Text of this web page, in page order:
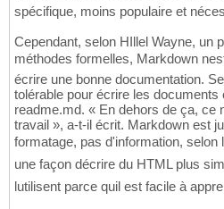
spécifique, moins populaire et
Cependant, selon HIllel Wayne, un
méthodes formelles, Markdown
écrire une bonne documentation.
tolérable pour écrire les
readme.md. « En dehors de ça, ce
travail », a-t-il écrit. Markdown est
formatage, pas d'information, selon
une façon décrire du HTML plus
lutilisent parce quil est facile à